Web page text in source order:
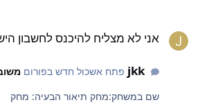
אני לא מצליח להיכנס לחשבון
jkk פתח אשכול חדש בפורום
שם במשחק:מחק תיאור הבעיה: מחק